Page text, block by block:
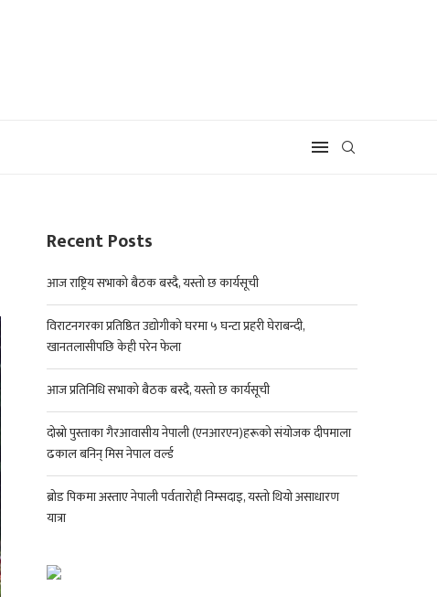
Recent Posts
आज राष्ट्रिय सभाको बैठक बस्दै, यस्तो छ कार्यसूची
विराटनगरका प्रतिष्ठित उद्योगीको घरमा ५ घन्टा प्रहरी घेराबन्दी,
खानतलासीपछि केही परेन फेला
आज प्रतिनिधि सभाको बैठक बस्दै, यस्तो छ कार्यसूची
दोस्रो पुस्ताका गैरआवासीय नेपाली (एनआरएन)हरूको संयोजक दीपमाला
ढकाल बनिन् मिस नेपाल वर्ल्ड
ब्रोड पिकमा अस्ताए नेपाली पर्वतारोही निम्सदाइ, यस्तो थियो असाधारण
यात्रा